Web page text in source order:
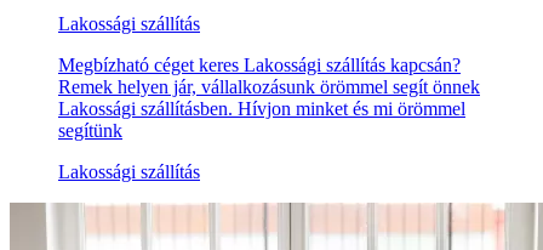
Lakossági szállítás
Megbízható céget keres Lakossági szállítás kapcsán?
Remek helyen jár, vállalkozásunk örömmel segít önnek
Lakossági szállításben. Hívjon minket és mi örömmel
segítünk
Lakossági szállítás